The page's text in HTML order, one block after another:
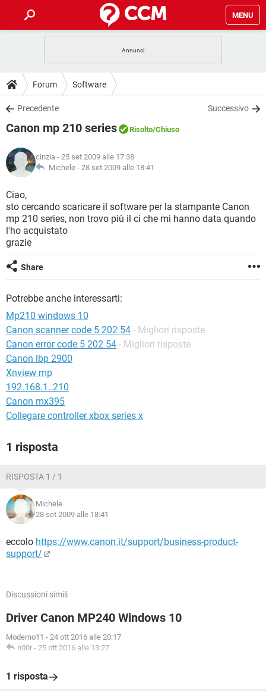
MENU
INTRATTENIMENTO
iOS
INSTAGRAM WHATSAPP
TIKTOK
HARDWARE
GUIDE
COVID-19
INSTAGRAM
TIKTOK
HARDWARE
DOWNLOAD
COVID-19 GAMING
INTRATTENIMENTO
iOS WINDOWS 10
INSTAGRAM
TIKTOK FACEBOOK
HARDWARE
COVID-19
INTRATTENIMENTO
iOS
INSTAGRAM WHATSAPP
TIKTOK
HARDWARE
GLOSSARIO
COVID-19
INTRATTENIMENTO ANDROID
iOS
TIKTOK
Forum Software
Precedente Successivo
Canon mp 210 series Risolto/Chiuso
cinzia - 25 set 2009 alle 17:38
Michele - 28 set 2009 alle 18:41
Ciao,
sto cercando scaricare il software per la stampante Canon
mp 210 series, non trovo più il ci che mi hanno data quando
l'ho acquistato
grazie
Share
Potrebbe anche interessarti:
Mp210 windows 10
Canon scanner code 5 202 54 - Migliori risposte
Canon error code 5 202 54 - Migliori risposte
Canon lbp 2900
Xnview mp
192.168.1..210
Canon mx395
Collegare controller xbox series x
1 risposta
RISPOSTA 1 / 1
Michele
28 set 2009 alle 18:41
eccolo https://www.canon.it/support/business-product-
support/
Discussioni simili
Driver Canon MP240 Windows 10
Moderno11 - 24 ott 2016 alle 20:17
n00r - 25 ott 2016 alle 13:27
1 risposta